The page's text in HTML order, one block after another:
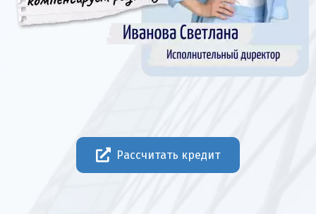
Рассчитать кредит